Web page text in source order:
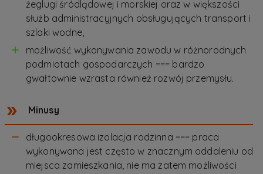
żeglugi śródlądowej i morskiej oraz w większości
służb administracyjnych obsługujących transport i
szlaki wodne,
możliwość wykonywania zawodu w różnorodnych
podmiotach gospodarczych === bardzo
gwałtownie wzrasta również rozwój przemysłu.
Minusy
długookresowa izolacja rodzinna === praca
wykonywana jest często w znacznym oddaleniu od
miejsca zamieszkania, nie ma zatem możliwości